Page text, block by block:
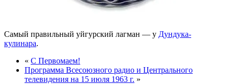
Самый правильный уйгурский лагман — у Дундука-
кулинара.
« С Первомаем!
Программа Всесоюзного радио и Центрального
телевидения на 15 июля 1963 г. »